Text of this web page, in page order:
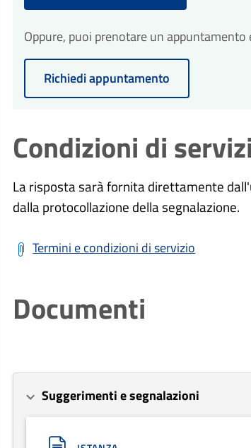
Oppure, puoi prenotare un
Richiedi appuntamento
Condizioni di
La risposta sarà fornita direttamente
dalla protocollazione della segnalazione.
Termini e condizioni di servizio
Documenti
Suggerimenti e segnalazioni